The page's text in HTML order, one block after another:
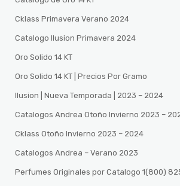
Cklass Primavera Verano 2024
Catalogo Ilusion Primavera 2024
Oro Solido 14 KT
Oro Solido 14 KT | Precios Por Gramo
Ilusion | Nueva Temporada | 2023 – 2024
Catalogos Andrea Otoño Invierno 2023 –
Cklass Otoño Invierno 2023 – 2024
Catalogos Andrea – Verano 2023
Perfumes Originales por Catalogo 1(800)